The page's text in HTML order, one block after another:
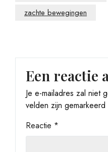
zachte bewegingen
Een reactie
Je e-mailadres zal niet
velden zijn gemarkeerd
Reactie *